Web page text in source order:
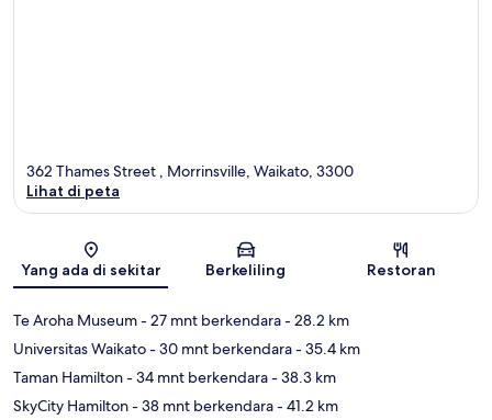
Peta
362 Thames Street , Morrinsville, Waikato, 3300
Lihat di peta
Yang ada di sekitar Berkeliling Restoran
Te Aroha Museum- 27 mnt berkendara- 28.2 km
Universitas Waikato- 30 mnt berkendara- 35.4 km
Taman Hamilton- 34 mnt berkendara- 38.3 km
SkyCity Hamilton- 38 mnt berkendara- 41.2 km